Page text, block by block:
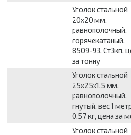
Уголок стальной
20x20 мм,
равнополочный,
горячекатаный,
8509-93, Ст3кп,
за тонну
Уголок стальной
25x25x1.5 мм,
равнополочный,
гнутый, вес 1
0.57 кг, цена за
Уголок стальной